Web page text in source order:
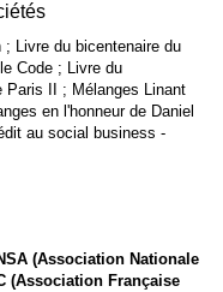
Livre du bicentenaire du
Code ; Livre du
Paris II ; Mélanges Linant
en l'honneur de Daniel
au social business -
(Association Nationale
(Association Française